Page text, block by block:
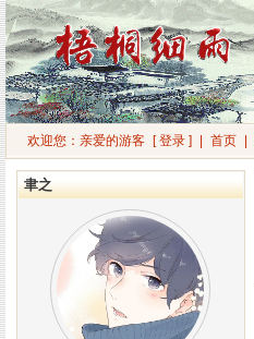
欢迎您：亲爱的游客 [ 登录 ] 首页
聿之